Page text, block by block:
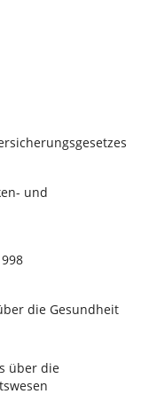
und
die Gesundheit
über die